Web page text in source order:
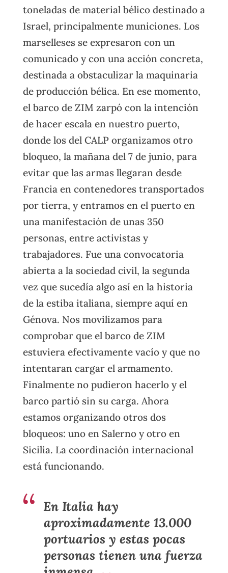
toneladas de material bélico destinado a
Israel, principalmente municiones. Los
marselleses se expresaron con un
comunicado y con una acción concreta,
destinada a obstaculizar la maquinaria
de producción bélica. En ese momento,
el barco de ZIM zarpó con la intención
de hacer escala en nuestro puerto,
donde los del CALP organizamos otro
bloqueo, la mañana del 7 de junio, para
evitar que las armas llegaran desde
Francia en contenedores transportados
por tierra, y entramos en el puerto en
una manifestación de unas 350
personas, entre activistas y
trabajadores. Fue una convocatoria
abierta a la sociedad civil, la segunda
vez que sucedía algo así en la historia
de la estiba italiana, siempre aquí en
Génova. Nos movilizamos para
comprobar que el barco de ZIM
estuviera efectivamente vacío y que no
intentaran cargar el armamento.
Finalmente no pudieron hacerlo y el
barco partió sin su carga. Ahora
estamos organizando otros dos
bloqueos: uno en Salerno y otro en
Sicilia. La coordinación internacional
está funcionando.
En Italia hay
aproximadamente 13.000
portuarios y estas pocas
personas tienen una fuerza